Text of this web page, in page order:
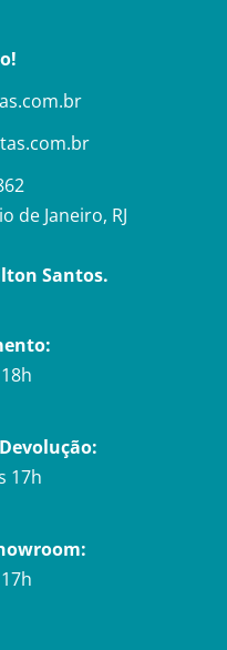
de Janeiro, RJ
Santos.
17h